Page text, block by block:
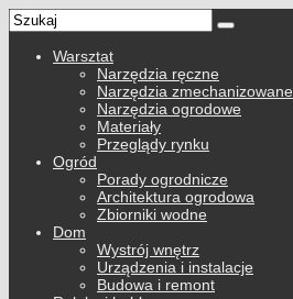
Warsztat
Narzędzia ręczne
Narzędzia zmechanizowane
Narzędzia ogrodowe
Materiały
Przeglądy rynku
Ogród
Porady ogrodnicze
Architektura ogrodowa
Zbiorniki wodne
Dom
Wystrój wnętrz
Urządzenia i instalacje
Budowa i remont